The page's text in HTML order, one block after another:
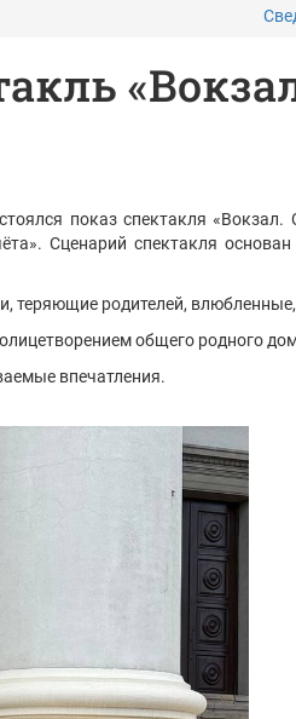
показ спектакля «Вокзал.
Сценарий спектакля
теряющие родителей,
общего родного
впечатления.